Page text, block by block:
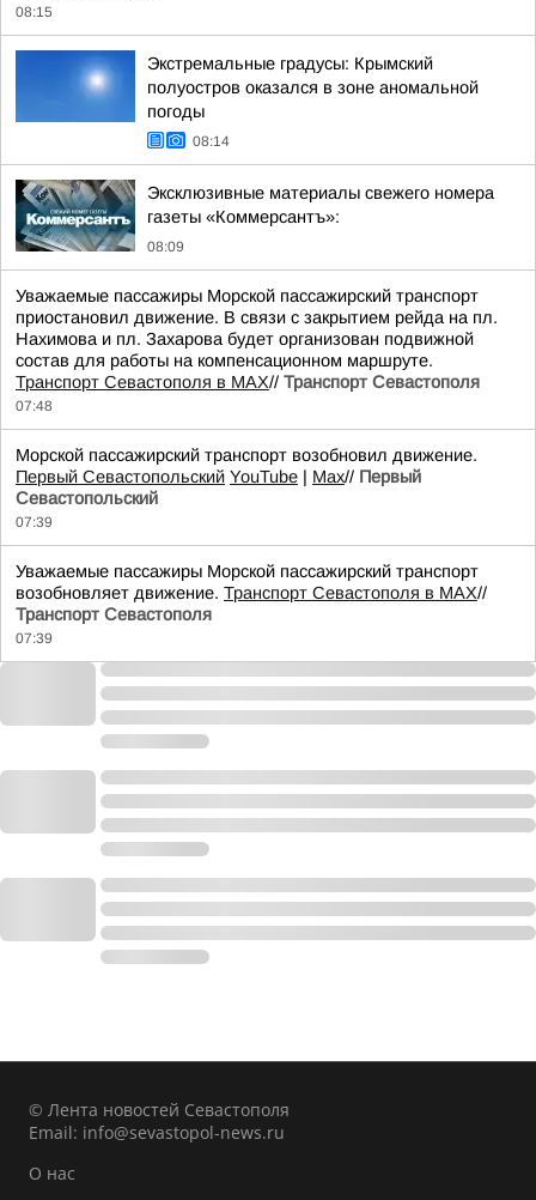
08:15
Экстремальные градусы: Крымский
полуостров оказался в зоне аномальной
погоды
08:14
Эксклюзивные материалы свежего номера
газеты «Коммерсантъ»:
08:09
Уважаемые пассажиры Морской пассажирский транспорт
приостановил движение. В связи с закрытием рейда на пл.
Нахимова и пл. Захарова будет организован подвижной
состав для работы на компенсационном маршруте.
Транспорт Севастополя в MAX// Транспорт Севастополя
07:48
Морской пассажирский транспорт возобновил движение.
Первый Севастопольский YouTube | Max// Первый
Севастопольский
07:39
Уважаемые пассажиры Морской пассажирский транспорт
возобновляет движение. Транспорт Севастополя в MAX//
Транспорт Севастополя
07:39
© Лента новостей Севастополя
Email: info@sevastopol-news.ru
О нас